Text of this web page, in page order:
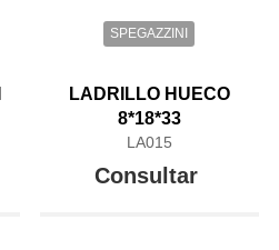
SPEGAZZINI
LADRILLO HUECO
8*18*33
LA015
Consultar